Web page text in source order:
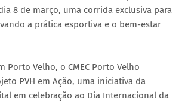
8 de março, uma corrida exclusiva para
a prática esportiva e o bem-estar
Porto Velho, o CMEC Porto Velho
PVH em Ação, uma iniciativa da
em celebração ao Dia Internacional da